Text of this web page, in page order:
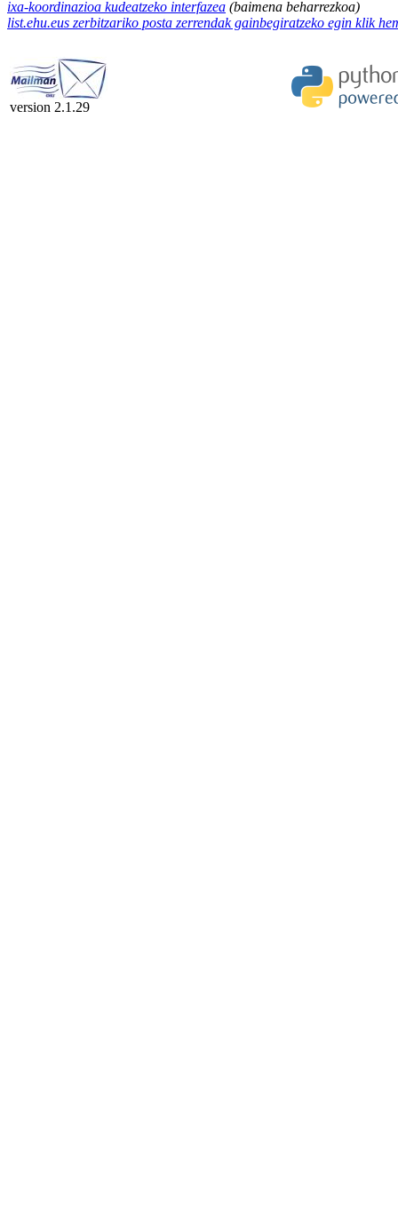
ixa-koordinazioa kudeatzeko interfazea (baimena beharrezkoa)
list.ehu.eus zerbitzariko posta zerrendak gainbegiratzeko egin klik
version 2.1.29